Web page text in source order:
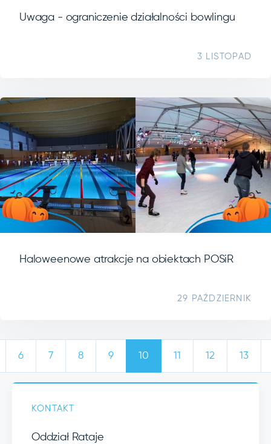
Uwaga - ograniczenie działalności bowlingu
3 LISTOPAD
Haloweenowe atrakcje na obiektach POSiR
29 PAŹDZIERNIK
6 7 8 9 10 11 12 13
KONTAKT
Oddział Rataje